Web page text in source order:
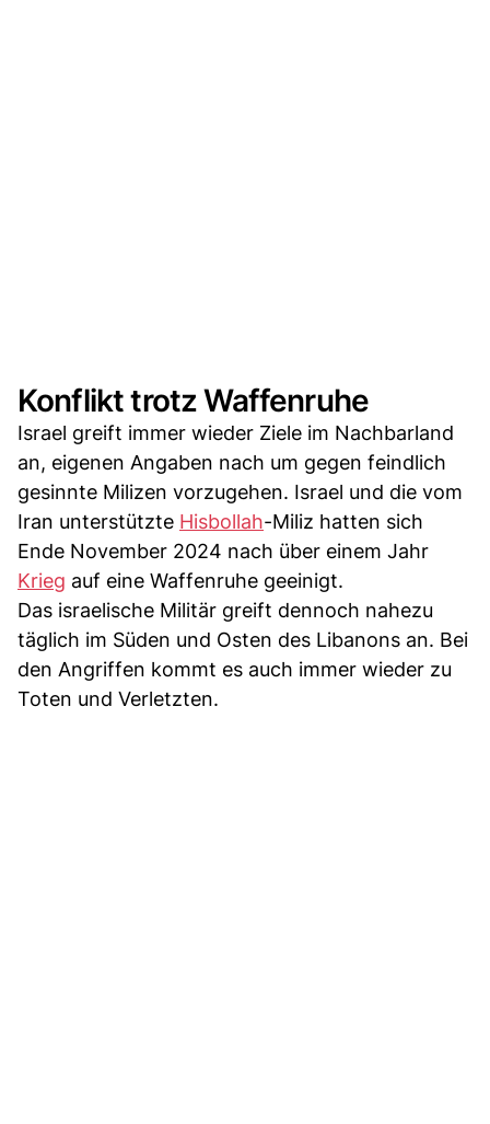
Konflikt trotz Waffenruhe
Israel greift immer wieder Ziele im Nachbarland
an, eigenen Angaben nach um gegen feindlich
gesinnte Milizen vorzugehen. Israel und die vom
Iran unterstützte Hisbollah-Miliz hatten sich
Ende November 2024 nach über einem Jahr
Krieg auf eine Waffenruhe geeinigt.
Das israelische Militär greift dennoch nahezu
täglich im Süden und Osten des Libanons an. Bei
den Angriffen kommt es auch immer wieder zu
Toten und Verletzten.